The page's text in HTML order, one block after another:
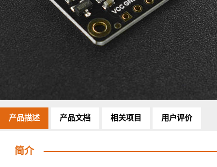
产品描述 产品文档 相关项目 用户评价
简介